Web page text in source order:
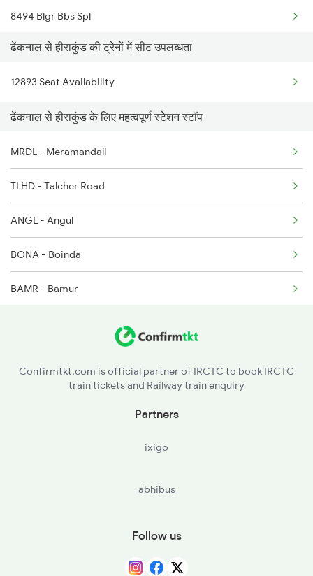
2814 Anvt Bbs Spl
2855 Bbs Ndls Spl
2856 Ndls Bbs Raj Spl
2861 Rou Bbs Sf Spl
2862 Bbs Rou Spl
8494 Blgr Bbs Spl
18006 Jdb Hwh Exp
18302 Rgda Sbp Expres
20861 Puri Adi Sf
20862 Adi Puri Exp
22862 Kbj Ispat Exp
12871 Tig Ispat Exp
12872 Tig Ispat Exp
12893 Bbs Sonepur Exp
ढेंकनाल से हीराकुंड की ट्रेनों में सीट उपलब्धता
12893 Seat Availability
ढेंकनाल से हीराकुंड के लिए महत्वपूर्ण स्टेशन स्टॉप
MRDL - Meramandali
TLHD - Talcher Road
ANGL - Angul
BONA - Boinda
BAMR - Bamur
Confirmtkt.com is official partner of IRCTC to book IRCTC
train tickets and Railway train enquiry
Partners
ixigo
abhibus
Follow us